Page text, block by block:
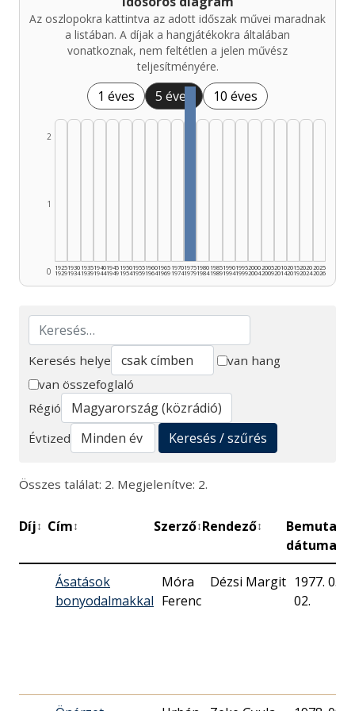
Az oszlopokra kattintva az adott időszak művei maradnak
a listában. A díjak a hangjátékokra általában
vonatkoznak, nem feltétlen a jelen művész
teljesítményére.
1 éves 5 éves 10 éves
0
1
2
1925
1929
1930
1934
1935
1939
1940
1944
1945
1949
1950
1954
1955
1959
1960
1964
1965
1969
1970
1974
1975
1979
1980
1984
1985
1989
1990
1994
1995
1999
2000
2004
2005
2009
2010
2014
2015
2019
2020
2024
2025
2026
Keresés
Keresés helye
van hang
van összefoglaló
Régió
Évtized
Keresés / szűrés
Összes találat: 2. Megjelenítve: 2.
Díj↕ Cím↕ Szerző↕Rendező↕
Bemutató
dátuma
Ásatások
bonyodalmakkal
Móra
Ferenc
Dézsi Margit 1977. 05.
02.